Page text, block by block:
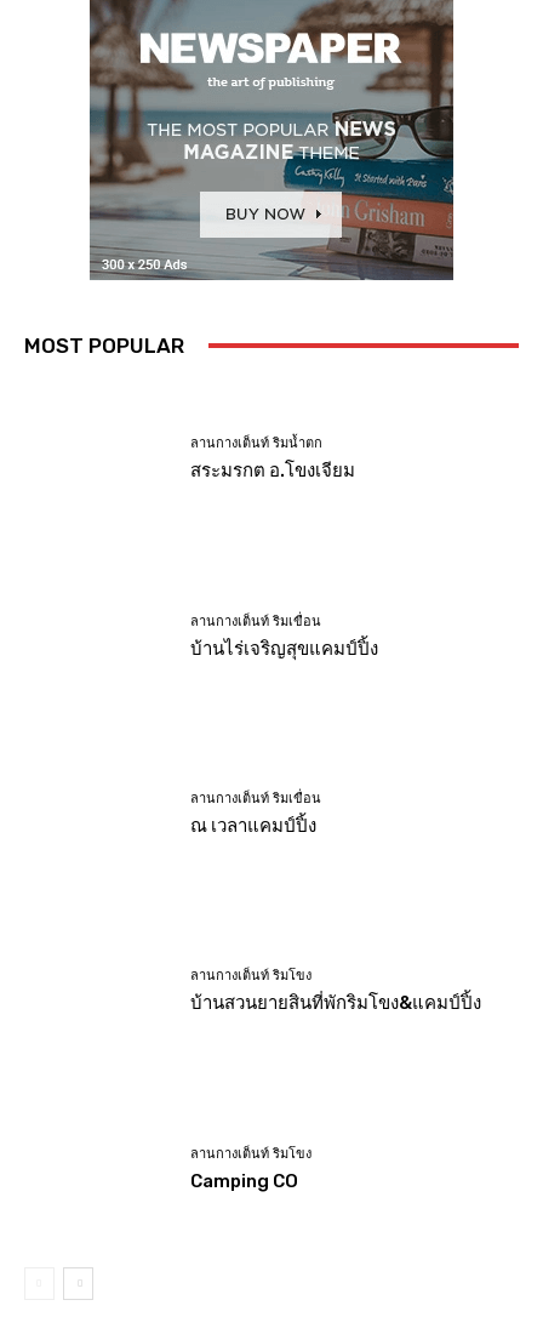
MOST POPULAR
ลานกางเต็นท์ ริมน้ำตก
สระมรกต อ.โขงเจียม
ลานกางเต็นท์ ริมเขื่อน
บ้านไร่เจริญสุขแคมป์ปิ้ง
ลานกางเต็นท์ ริมเขื่อน
ณ เวลาแคมป์ปิ้ง
ลานกางเต็นท์ ริมโขง
บ้านสวนยายสินที่พักริมโขง&แคมป์ปิ้ง
ลานกางเต็นท์ ริมโขง
Camping CO